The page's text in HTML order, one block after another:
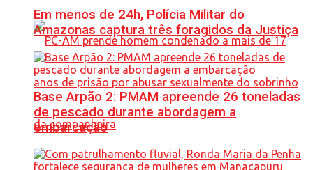
Em menos de 24h, Polícia Militar do
Amazonas captura três foragidos da Justiça
Base Arpão 2: PMAM apreende 26 toneladas
de pescado durante abordagem a
embarcação